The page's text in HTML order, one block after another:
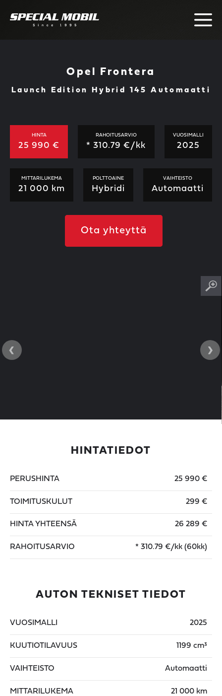
Opel Frontera
Launch Edition Hybrid 145 Automaatti
HINTA
25 990 €
RAHOITUSARVIO
*310.79 €/kk
VUOSIMALLI
2025
MITTARILUKEMA
21 000 km
POLTTOAINE
Hybridi
VAIHTEISTO
Automaatti
Ota yhteyttä
‹ ›
HINTATIEDOT
PERUSHINTA 25 990 €
TOIMITUSKULUT 299 €
HINTA YHTEENSÄ 26 289 €
RAHOITUSARVIO * 310.79 €/kk (60kk)
AUTON TEKNISET TIEDOT
VUOSIMALLI 2025
KUUTIOTILAVUUS 1199 cm³
VAIHTEISTO Automaatti
MITTARILUKEMA 21 000 km